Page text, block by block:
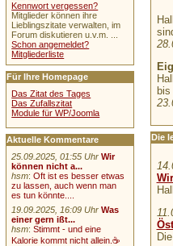
Die
Kennwort vergessen?
Mitglieder können ihre
Lieblingszitate verwalten, im
Forum diskutieren u.v.m. ...
Schon angemeldet?
Mitgliederliste
Für Ihre Homepage
Das Zitat des Tages
Das Zufallszitat
Module für WP/Joomla
Aktuelle Kommentare
25.09.2025, 01:55 Uhr Wir
können nicht a...
hsm:Oft ist es besser etwas
zu lassen, auch wenn man
es tun könnte....
19.09.2025, 16:09 Uhr Was
einer gern ißt...
hsm:Stimmt - und eine
Kalorie kommt nicht allein.☕